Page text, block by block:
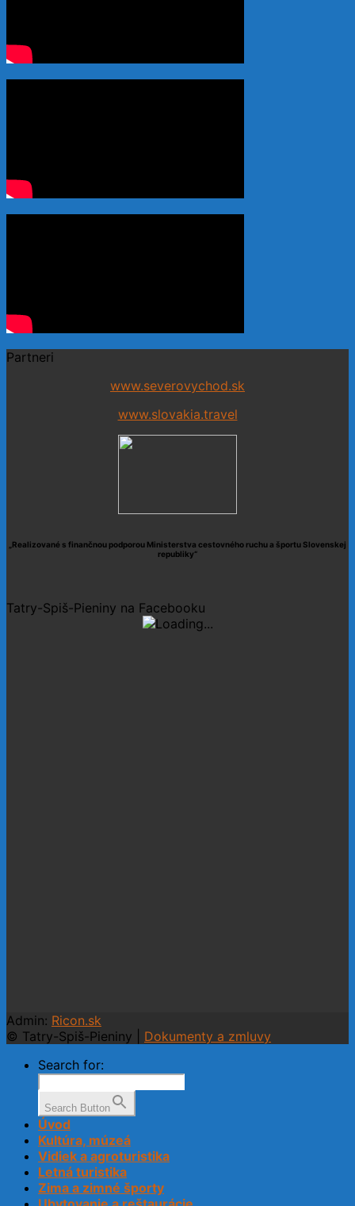
Partneri
www.severovychod.sk
www.slovakia.travel
„Realizované s finančnou podporou Ministerstva cestovného ruchu a športu Slovenskej
republiky“
Tatry-Spiš-Pieniny na Facebooku
Admin: Ricon.sk
© Tatry-Spiš-Pieniny | Dokumenty a zmluvy
Search for:
Search Button
Úvod
Kultúra, múzeá
Vidiek a agroturistika
Letná turistika
Zima a zimné športy